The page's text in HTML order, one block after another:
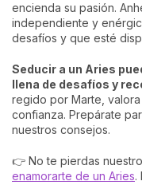
encienda su pasión.
independiente y
desafíos y que esté
Seducir a un Aries
llena de desafíos y
regido por Marte,
confianza. Prepárate
nuestros consejos.
👉 No te pierdas
enamorarte de un Aries.